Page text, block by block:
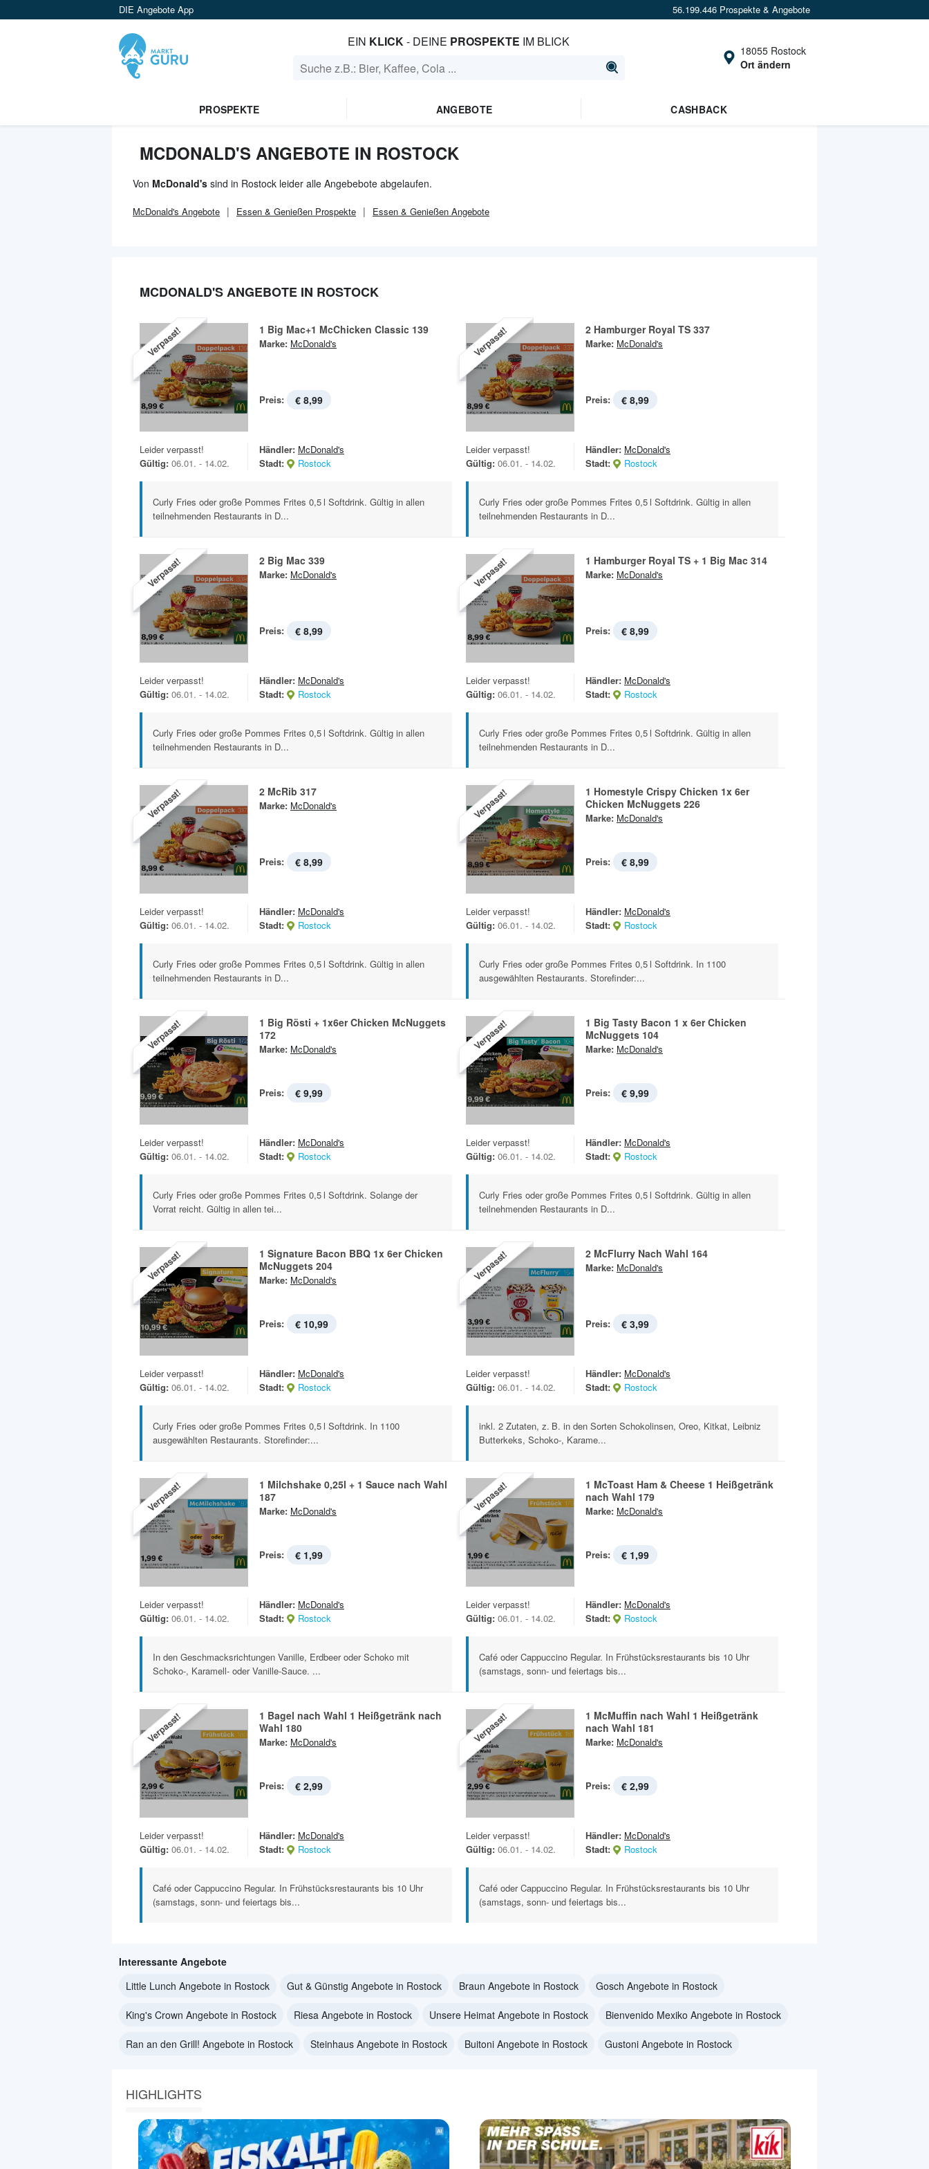
DIE Angebote App 56.199.446 Prospekte & Angebote
EIN KLICK- DEINE PROSPEKTE IM BLICK
18055 Rostock
Ort ändern
PROSPEKTE ANGEBOTE CASHBACK
MCDONALD'S ANGEBOTE IN ROSTOCK
Von McDonald's sind in Rostock leider alle Angebebote abgelaufen.
McDonald's Angebote Essen & Genießen Prospekte Essen & Genießen Angebote
MCDONALD'S ANGEBOTE IN ROSTOCK
Verpasst! 1 Big Mac+1 McChicken Classic 139
Marke: McDonald's
Preis: € 8,99
Leider verpasst!
Gültig: 06.01. - 14.02.
Händler: McDonald's
Stadt:
Rostock
Curly Fries oder große Pommes Frites 0,5 l Softdrink. Gültig in allen
teilnehmenden Restaurants in D...
Verpasst! 2 Hamburger Royal TS 337
Marke: McDonald's
Preis: € 8,99
Leider verpasst!
Gültig: 06.01. - 14.02.
Händler: McDonald's
Stadt:
Rostock
Curly Fries oder große Pommes Frites 0,5 l Softdrink. Gültig in allen
teilnehmenden Restaurants in D...
Verpasst! 2 Big Mac 339
Marke: McDonald's
Preis: € 8,99
Leider verpasst!
Gültig: 06.01. - 14.02.
Händler: McDonald's
Stadt:
Rostock
Curly Fries oder große Pommes Frites 0,5 l Softdrink. Gültig in allen
teilnehmenden Restaurants in D...
Verpasst! 1 Hamburger Royal TS + 1 Big Mac 314
Marke: McDonald's
Preis: € 8,99
Leider verpasst!
Gültig: 06.01. - 14.02.
Händler: McDonald's
Stadt:
Rostock
Curly Fries oder große Pommes Frites 0,5 l Softdrink. Gültig in allen
teilnehmenden Restaurants in D...
Verpasst! 2 McRib 317
Marke: McDonald's
Preis: € 8,99
Leider verpasst!
Gültig: 06.01. - 14.02.
Händler: McDonald's
Stadt:
Rostock
Curly Fries oder große Pommes Frites 0,5 l Softdrink. Gültig in allen
teilnehmenden Restaurants in D...
Verpasst!
1 Homestyle Crispy Chicken 1x 6er
Chicken McNuggets 226
Marke: McDonald's
Preis: € 8,99
Leider verpasst!
Gültig: 06.01. - 14.02.
Händler: McDonald's
Stadt:
Rostock
Curly Fries oder große Pommes Frites 0,5 l Softdrink. In 1100
ausgewählten Restaurants. Storefinder:...
Verpasst!
1 Big Rösti + 1x6er Chicken McNuggets
172
Marke: McDonald's
Preis: € 9,99
Leider verpasst!
Gültig: 06.01. - 14.02.
Händler: McDonald's
Stadt:
Rostock
Curly Fries oder große Pommes Frites 0,5 l Softdrink. Solange der
Vorrat reicht. Gültig in allen tei...
Verpasst!
1 Big Tasty Bacon 1 x 6er Chicken
McNuggets 104
Marke: McDonald's
Preis: € 9,99
Leider verpasst!
Gültig: 06.01. - 14.02.
Händler: McDonald's
Stadt:
Rostock
Curly Fries oder große Pommes Frites 0,5 l Softdrink. Gültig in allen
teilnehmenden Restaurants in D...
Verpasst!
1 Signature Bacon BBQ 1x 6er Chicken
McNuggets 204
Marke: McDonald's
Preis: € 10,99
Leider verpasst!
Gültig: 06.01. - 14.02.
Händler: McDonald's
Stadt:
Rostock
Curly Fries oder große Pommes Frites 0,5 l Softdrink. In 1100
ausgewählten Restaurants. Storefinder:...
Verpasst! 2 McFlurry Nach Wahl 164
Marke: McDonald's
Preis: € 3,99
Leider verpasst!
Gültig: 06.01. - 14.02.
Händler: McDonald's
Stadt:
Rostock
inkl. 2 Zutaten, z. B. in den Sorten Schokolinsen, Oreo, Kitkat, Leibniz
Butterkeks, Schoko-, Karame...
Verpasst!
1 Milchshake 0,25l + 1 Sauce nach Wahl
187
Marke: McDonald's
Preis: € 1,99
Leider verpasst!
Gültig: 06.01. - 14.02.
Händler: McDonald's
Stadt:
Rostock
In den Geschmacksrichtungen Vanille, Erdbeer oder Schoko mit
Schoko-, Karamell- oder Vanille-Sauce. ...
Verpasst!
1 McToast Ham & Cheese 1 Heißgetränk
nach Wahl 179
Marke: McDonald's
Preis: € 1,99
Leider verpasst!
Gültig: 06.01. - 14.02.
Händler: McDonald's
Stadt:
Rostock
Café oder Cappuccino Regular. In Frühstücksrestaurants bis 10 Uhr
(samstags, sonn- und feiertags bis...
Verpasst!
1 Bagel nach Wahl 1 Heißgetränk nach
Wahl 180
Marke: McDonald's
Preis: € 2,99
Leider verpasst!
Gültig: 06.01. - 14.02.
Händler: McDonald's
Stadt:
Rostock
Café oder Cappuccino Regular. In Frühstücksrestaurants bis 10 Uhr
(samstags, sonn- und feiertags bis...
Verpasst!
1 McMuffin nach Wahl 1 Heißgetränk
nach Wahl 181
Marke: McDonald's
Preis: € 2,99
Leider verpasst!
Gültig: 06.01. - 14.02.
Händler: McDonald's
Stadt:
Rostock
Café oder Cappuccino Regular. In Frühstücksrestaurants bis 10 Uhr
(samstags, sonn- und feiertags bis...
Interessante Angebote
Little Lunch Angebote in Rostock
Gut & Günstig Angebote in Rostock Braun Angebote in Rostock Gosch Angebote in Rostock
King's Crown Angebote in Rostock Riesa Angebote in Rostock Unsere Heimat Angebote in Rostock Bienvenido Mexiko Angebote in Rostock
Ran an den Grill! Angebote in Rostock Steinhaus Angebote in Rostock Buitoni Angebote in Rostock Gustoni Angebote in Rostock
HIGHLIGHTS